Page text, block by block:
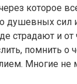
которое
душевных сил
и от
помнить о
Многие не